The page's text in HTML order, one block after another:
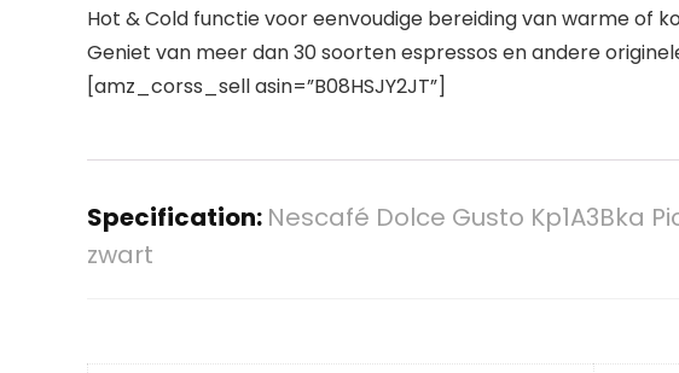
Hot & Cold functie voor eenvoudige bereiding van warme of
Geniet van meer dan 30 soorten espressos en andere
[amz_corss_sell asin=”B08HSJY2JT”]
Specification: Nescafé Dolce Gusto Kp1A3Bka
zwart